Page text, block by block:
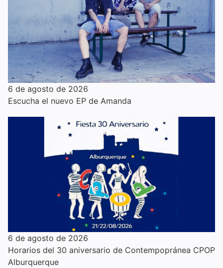
6 de agosto de 2026
Escucha el nuevo EP de Amanda
6 de agosto de 2026
Horarios del 30 aniversario de Contempopránea CPOP
Alburquerque